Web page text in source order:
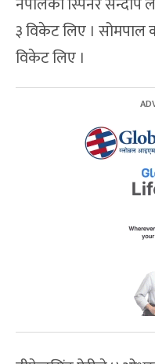
३ विकेट लिए । सोमपाल
विकेट लिए ।